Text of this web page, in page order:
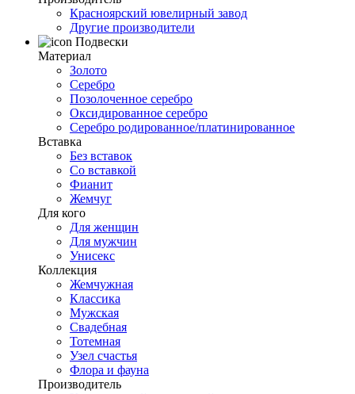
Красноярский ювелирный завод
Другие производители
Подвески
Материал
Золото
Серебро
Позолоченное серебро
Оксидированное серебро
Серебро родированное/платинированное
Вставка
Без вставок
Со вставкой
Фианит
Жемчуг
Для кого
Для женщин
Для мужчин
Унисекс
Коллекция
Жемчужная
Классика
Мужская
Свадебная
Тотемная
Узел счастья
Флора и фауна
Производитель